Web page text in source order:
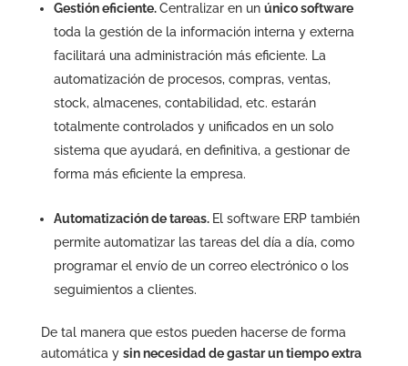
Gestión eficiente.Centralizar en un único software
toda la gestión de la información interna y externa
facilitará una administración más eficiente. La
automatización de procesos, compras, ventas,
stock, almacenes, contabilidad, etc. estarán
totalmente controlados y unificados en un solo
sistema que ayudará, en definitiva, a gestionar de
forma más eficiente la empresa.
Automatización de tareas. El software ERP también
permite automatizar las tareas del día a día, como
programar el envío de un correo electrónico o los
seguimientos a clientes.
De tal manera que estos pueden hacerse de forma
automática y sin necesidad de gastar un tiempo extra